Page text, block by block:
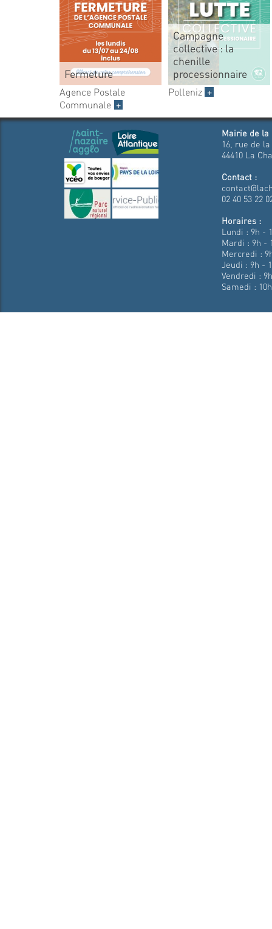
Fermeture
Agence Postale
Communale +
Campagne
collective : la
chenille
processionnaire
Polleniz +
Mairie de la
16, rue de
44410 La
Contact :
02 40 53 22
Horaires :
Lundi : 9h -
Mardi : 9h -
Mercredi :
Jeudi : 9h -
Vendredi :
Samedi :